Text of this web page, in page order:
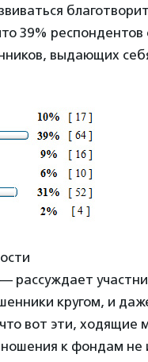
39%
выдающих
рассуждает
кругом, и
вот эти,
к фондам не